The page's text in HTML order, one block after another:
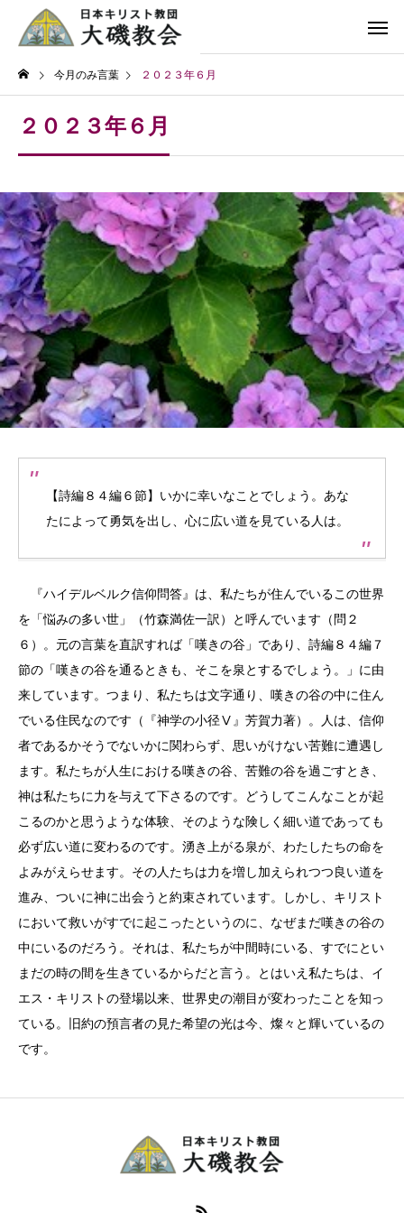
今月のみ言葉 ２０２３年６月
２０２３年６月
【詩編８４編６節】いかに幸いなことでしょう。あな
たによって勇気を出し、心に広い道を見ている人は。
『ハイデルベルク信仰問答』は、私たちが住んでいるこの世界
を「悩みの多い世」（竹森満佐一訳）と呼んでいます（問２
６）。元の言葉を直訳すれば「嘆きの谷」であり、詩編８４編７
節の「嘆きの谷を通るときも、そこを泉とするでしょう。」に由
来しています。つまり、私たちは文字通り、嘆きの谷の中に住ん
でいる住民なのです（『神学の小径Ⅴ』芳賀力著）。人は、信仰
者であるかそうでないかに関わらず、思いがけない苦難に遭遇し
ます。私たちが人生における嘆きの谷、苦難の谷を過ごすとき、
神は私たちに力を与えて下さるのです。どうしてこんなことが起
こるのかと思うような体験、そのような険しく細い道であっても
必ず広い道に変わるのです。湧き上がる泉が、わたしたちの命を
よみがえらせます。その人たちは力を増し加えられつつ良い道を
進み、ついに神に出会うと約束されています。しかし、キリスト
において救いがすでに起こったというのに、なぜまだ嘆きの谷の
中にいるのだろう。それは、私たちが中間時にいる、すでにとい
まだの時の間を生きているからだと言う。とはいえ私たちは、イ
エス・キリストの登場以来、世界史の潮目が変わったことを知っ
ている。旧約の預言者の見た希望の光は今、燦々と輝いているの
です。